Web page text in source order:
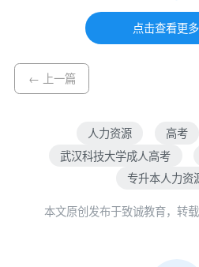
本专业培养适应经济社
劳全面发展，具备人文精神
质，具有一定的国际视野
律及人力资源管理等方面的
富有创新创业精神和实践能
点击查看更
← 上一篇
人力资源 高考
武汉科技大学成人高考
专升本人力资
本文原创发布于致诚教育，转